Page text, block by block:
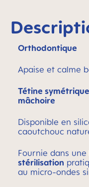
Orthodontique
Apaise et calme
Tétine
mâchoire
Disponible en
caoutchouc
Fournie dans une
stérilisation
au micro-ondes